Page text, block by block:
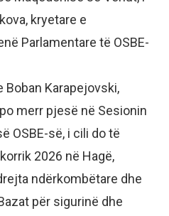
kryetare e
Parlamentare të OSBE-
Boban Karapejovski,
merr pjesë në Sesionin
OSBE-së, i cili do të
2026 në Hagë,
ndërkombëtare dhe
për sigurinë dhe